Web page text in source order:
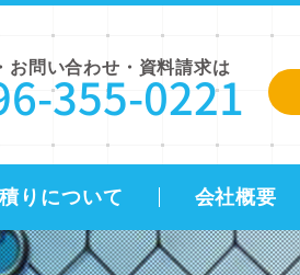
お問い合わせ・資料請求は
355-0221
りについて 会社概要